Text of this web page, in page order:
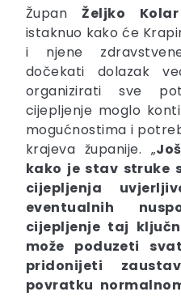
ŽupanŽeljko Kolar
istaknuo kako će
i njene
dočekati dolazak
organizirati sve
cijepljenje moglo
mogućnostima i
krajeva županije. „
kako je stav struke
cijepljenja
eventualnih
cijepljenje taj
može poduzeti
pridonijeti
povratku